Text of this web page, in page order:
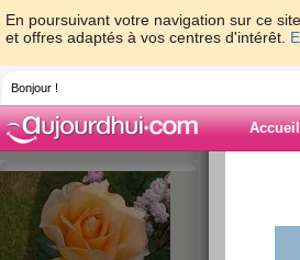
En poursuivant votre navigation sur ce
et offres adaptés à vos centres d'intérêt.
Bonjour !
Accueil